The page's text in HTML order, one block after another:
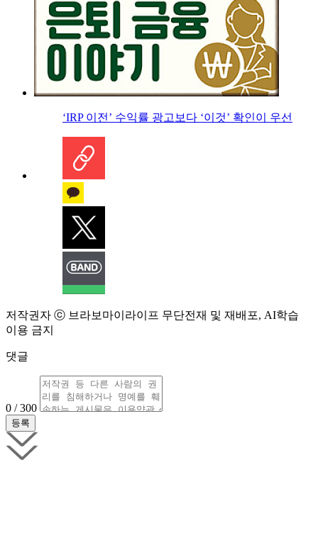
‘IRP 이전’ 수익률 광고보다 ‘이것’ 확인이 우선
저작권자 ⓒ 브라보마이라이프 무단전재 및 재배포, AI학습
이용 금지
댓글
0 / 300